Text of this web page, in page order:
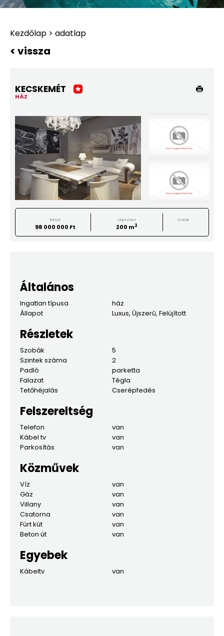
Kezdőlap > adatlap
< vissza
KECSKEMÉT
HÁZ
Irányár
98 000 000 Ft
Alapterület
200 m2
Szobák
Általános
Ingatlan típusa
ház
Állapot
Luxus, Újszerû, Felújított
Részletek
Szobák
5
Szintek száma
2
Padló
parketta
Falazat
Tégla
Tetőhéjalás
Cserépfedés
Felszereltség
Telefon
van
Kábel tv
van
Parkosítás
van
Közművek
Víz
van
Gáz
van
Villany
van
Csatorna
van
Fúrt kút
van
Beton út
van
Egyebek
Kábeltv van